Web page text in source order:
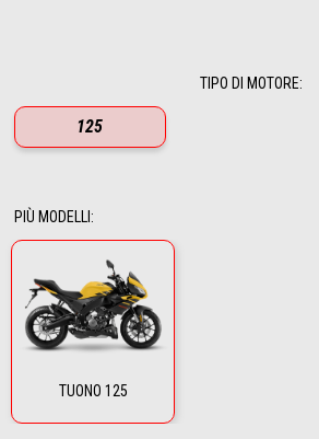
TIPO DI MOTORE:
125
PIÙ MODELLI :
TUONO 125